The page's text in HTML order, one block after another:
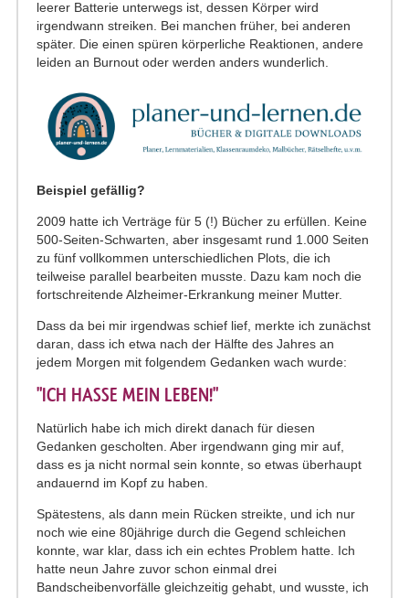
leerer Batterie unterwegs ist, dessen Körper wird
irgendwann streiken. Bei manchen früher, bei anderen
später. Die einen spüren körperliche Reaktionen, andere
leiden an Burnout oder werden anders wunderlich.
Beispiel gefällig?
2009 hatte ich Verträge für 5 (!) Bücher zu erfüllen. Keine
500-Seiten-Schwarten, aber insgesamt rund 1.000 Seiten
zu fünf vollkommen unterschiedlichen Plots, die ich
teilweise parallel bearbeiten musste. Dazu kam noch die
fortschreitende Alzheimer-Erkrankung meiner Mutter.
Dass da bei mir irgendwas schief lief, merkte ich zunächst
daran, dass ich etwa nach der Hälfte des Jahres an
jedem Morgen mit folgendem Gedanken wach wurde:
"ICH HASSE MEIN LEBEN!"
Natürlich habe ich mich direkt danach für diesen
Gedanken gescholten. Aber irgendwann ging mir auf,
dass es ja nicht normal sein konnte, so etwas überhaupt
andauernd im Kopf zu haben.
Spätestens, als dann mein Rücken streikte, und ich nur
noch wie eine 80jährige durch die Gegend schleichen
konnte, war klar, dass ich ein echtes Problem hatte. Ich
hatte neun Jahre zuvor schon einmal drei
Bandscheibenvorfälle gleichzeitig gehabt, und wusste, ich